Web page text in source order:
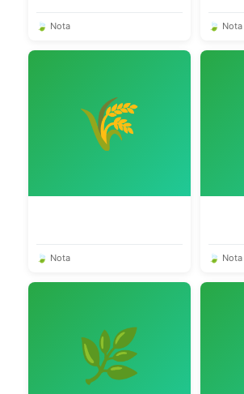
🍃 Nota 🍃 Nota
🌾
🍃 Nota 🍃 Nota
🌿